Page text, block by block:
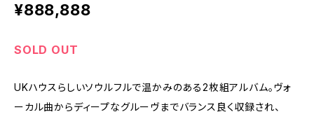
¥888,888
SOLD OUT
UKハウスらしいソウルフルで温かみのある2枚組アルバム。ヴォ
ーカル曲からディープなグルーヴまでバランス良く収録され、